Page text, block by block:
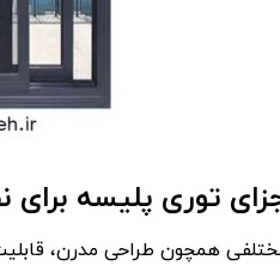
توری پلیسه
همچون طراحی مدرن،